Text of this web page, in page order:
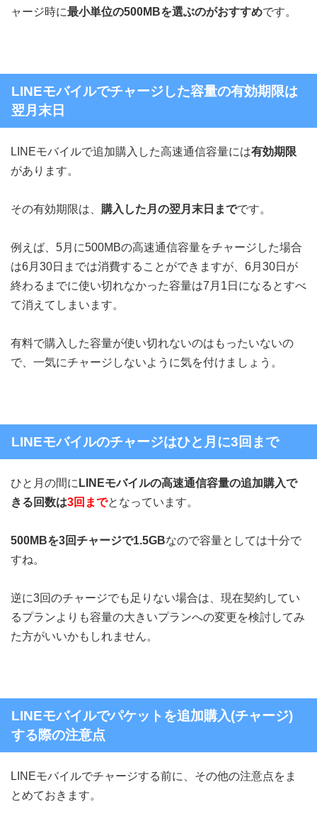
ャージ時に最小単位の500MBを選ぶのがおすすめです。
LINEモバイルでチャージした容量の有効期限は
翌月末日
LINEモバイルで追加購入した高速通信容量には有効期限
があります。
その有効期限は、 購入した月の翌月末日までです。
例えば、5月に500MBの高速通信容量をチャージした場合
は6月30日までは消費することができますが、6月30日が
終わるまでに使い切れなかった容量は7月1日になるとすべ
て消えてしまいます。
有料で購入した容量が使い切れないのはもったいないの
で、一気にチャージしないように気を付けましょう。
LINEモバイルのチャージはひと月に3回まで
ひと月の間に LINEモバイルの高速通信容量の追加購入で
きる回数は3回までとなっています。
500MBを3回チャージで1.5GBなので容量としては十分で
すね。
逆に3回のチャージでも足りない場合は、現在契約してい
るプランよりも容量の大きいプランへの変更を検討してみ
た方がいいかもしれません。
LINEモバイルでパケットを追加購入(チャージ)
する際の注意点
LINEモバイルでチャージする前に、その他の注意点をま
とめておきます。